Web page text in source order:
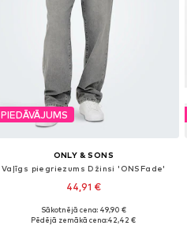
PIEDĀVĀJUMS
ONLY & SONS
Vaļīgs piegriezums Džinsi 'ONSFade'
44,91 €
+1
Pieejams daudzos izmēros
Sākotnējā cena: 49,90 €
Pēdējā zemākā cena:42,42 €